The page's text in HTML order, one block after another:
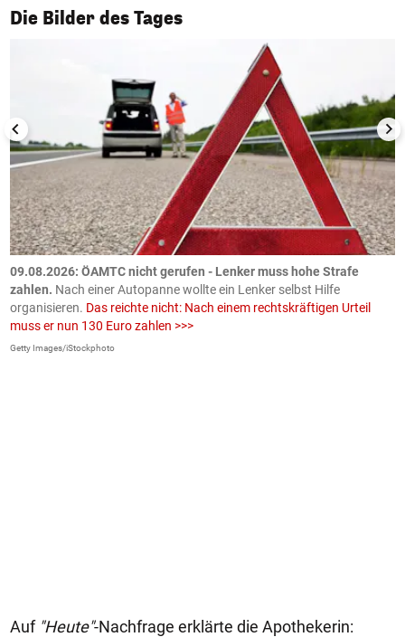
Die Bilder des Tages
1/50
09.08.2026: ÖAMTC nicht gerufen - Lenker muss hohe Strafe
zahlen. Nach einer Autopanne wollte ein Lenker selbst Hilfe
organisieren. Das reichte nicht: Nach einem rechtskräftigen Urteil
muss er nun 130 Euro zahlen >>>
Getty Images/iStockphoto
Auf "Heute"-Nachfrage erklärte die Apothekerin: